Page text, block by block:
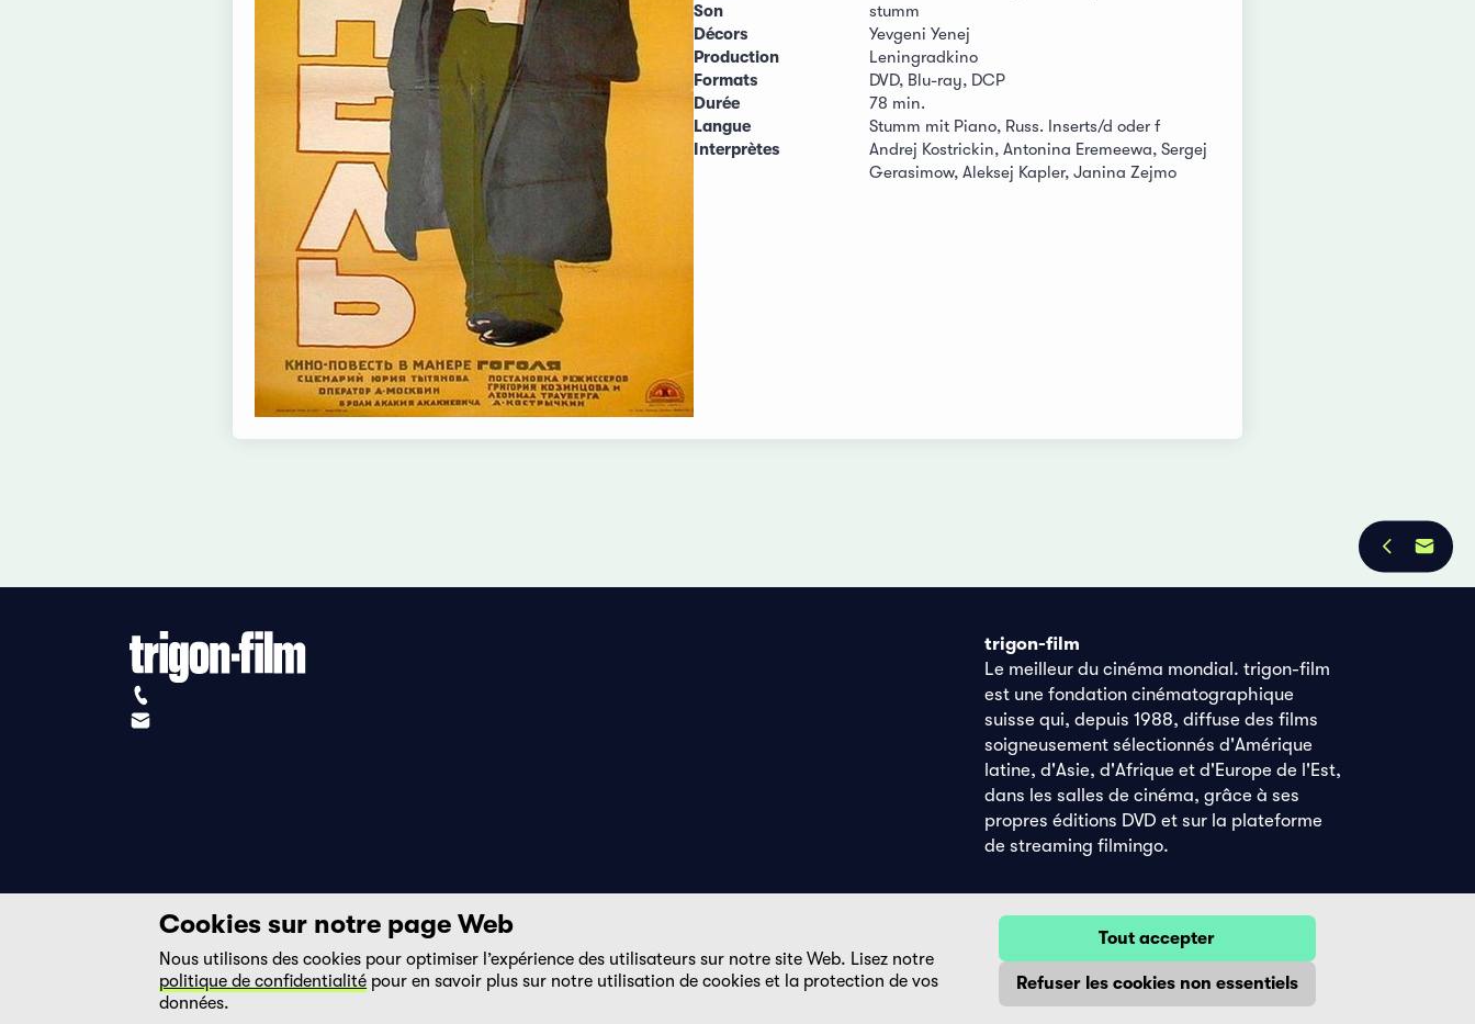
Son
stumm
Décors
Yevgeni Yenej
Production
Leningradkino
Formats
DVD, Blu-ray, DCP
Durée
78 min.
Langue
Stumm mit Piano, Russ. Inserts/d oder f
Interprètes
Andrej Kostrickin, Antonina Eremeewa, Sergej
Gerasimow, Aleksej Kapler, Janina Zejmo
DEFREN
trigon-film
Le meilleur du cinéma mondial. trigon-film
est une fondation cinématographique
suisse qui, depuis 1988, diffuse des films
soigneusement sélectionnés d'Amérique
latine, d'Asie, d'Afrique et d'Europe de l'Est,
dans les salles de cinéma, grâce à ses
propres éditions DVD et sur la plateforme
de streaming filmingo.
Cookies sur notre page Web
Nous utilisons des cookies pour optimiser l’expérience des utilisateurs sur notre site Web. Lisez notre
politique de confidentialité pour en savoir plus sur notre utilisation de cookies et la protection de vos
données.
Tout accepter
Refuser les cookies non essentiels